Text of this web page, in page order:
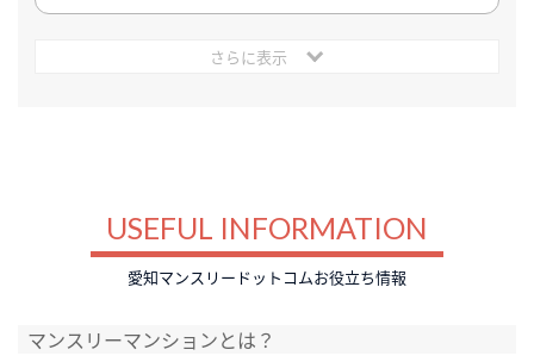
さらに表示
USEFUL INFORMATION
愛知マンスリードットコムお役立ち情報
マンスリーマンションとは？